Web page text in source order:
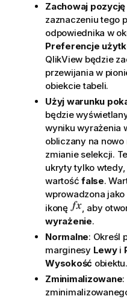
Zachowaj
zaznaczeniu tego
odpowiednika w
Preferencje
QlikView będzie
przewijania w
obiekcie tabeli.
Użyj warunku
będzie
wyniku wyrażenia
obliczany na nowo
zmianie selekcji.
ukryty tylko
wartość false.
wprowadzona
ikonę
, aby
wyrażenie.
Normalne: Określ
marginesy Lewyi
Wysokość obiektu.
Zminimalizowane